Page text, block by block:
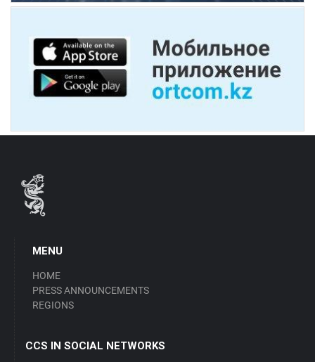
MENU
HOME
PRESS ANNOUNCEMENTS
REGIONS
CCS IN SOCIAL NETWORKS